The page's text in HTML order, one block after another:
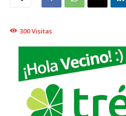
300Visitas